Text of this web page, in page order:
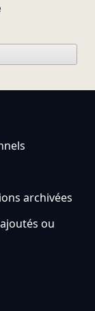
archivées
ou